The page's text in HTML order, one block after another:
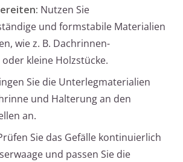
Nutzen Sie
und formstabile Materialien
wie z. B. Dachrinnen-
kleine Holzstücke.
Sie die Unterlegmaterialien
und Halterung an den
an.
Sie das Gefälle kontinuierlich
und passen Sie die